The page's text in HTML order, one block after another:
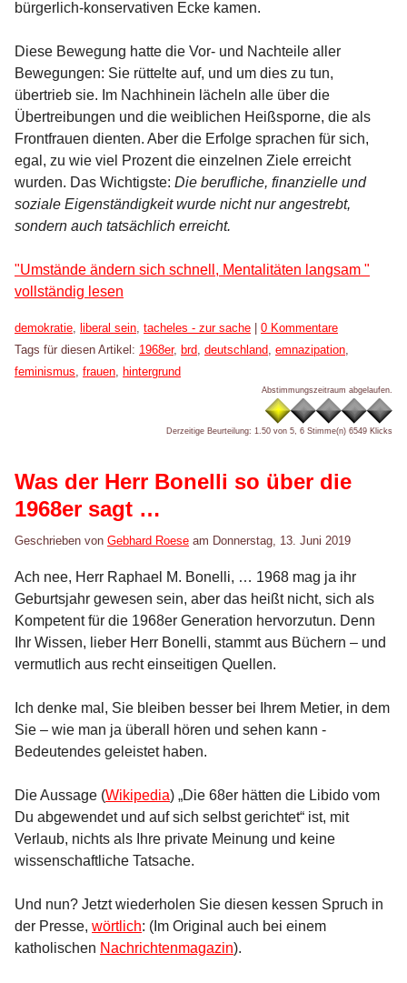
bürgerlich-konservativen Ecke kamen.
Diese Bewegung hatte die Vor- und Nachteile aller
Bewegungen: Sie rüttelte auf, und um dies zu tun,
übertrieb sie. Im Nachhinein lächeln alle über die
Übertreibungen und die weiblichen Heißsporne, die als
Frontfrauen dienten. Aber die Erfolge sprachen für sich,
egal, zu wie viel Prozent die einzelnen Ziele erreicht
wurden. Das Wichtigste: Die berufliche, finanzielle und
soziale Eigenständigkeit wurde nicht nur angestrebt,
sondern auch tatsächlich erreicht.
"Umstände ändern sich schnell, Mentalitäten langsam "
vollständig lesen
Kategorien:
demokratie, liberal sein, tacheles - zur sache
0 Kommentare
Tags für diesen Artikel: 1968er, brd, deutschland, emnazipation,
feminismus, frauen, hintergrund
Abstimmungszeitraum abgelaufen.
Derzeitige Beurteilung: 1.50 von 5, 6 Stimme(n) 6549 Klicks
Was der Herr Bonelli so über die
1968er sagt …
Geschrieben von Gebhard Roese am Donnerstag, 13. Juni 2019
Ach nee, Herr Raphael M. Bonelli, … 1968 mag ja ihr
Geburtsjahr gewesen sein, aber das heißt nicht, sich als
Kompetent für die 1968er Generation hervorzutun. Denn
Ihr Wissen, lieber Herr Bonelli, stammt aus Büchern – und
vermutlich aus recht einseitigen Quellen.
Ich denke mal, Sie bleiben besser bei Ihrem Metier, in dem
Sie – wie man ja überall hören und sehen kann -
Bedeutendes geleistet haben.
Die Aussage (Wikipedia) „Die 68er hätten die Libido vom
Du abgewendet und auf sich selbst gerichtet“ ist, mit
Verlaub, nichts als Ihre private Meinung und keine
wissenschaftliche Tatsache.
Und nun? Jetzt wiederholen Sie diesen kessen Spruch in
der Presse, wörtlich: (Im Original auch bei einem
katholischen Nachrichtenmagazin).